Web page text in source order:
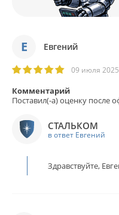
Е Евгений
09 июля 2025
Комментарий
Поставил(-а) оценку после
СТАЛЬКОМ
в ответ Евгений
Здравствуйте,